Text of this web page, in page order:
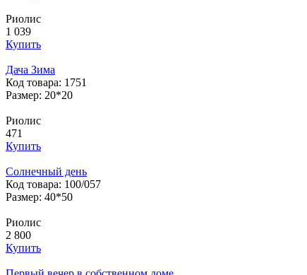
Риолис
1 039
Купить
Дача Зима
Код товара: 1751
Размер: 20*20
Риолис
471
Купить
Солнечный день
Код товара: 100/057
Размер: 40*50
Риолис
2 800
Купить